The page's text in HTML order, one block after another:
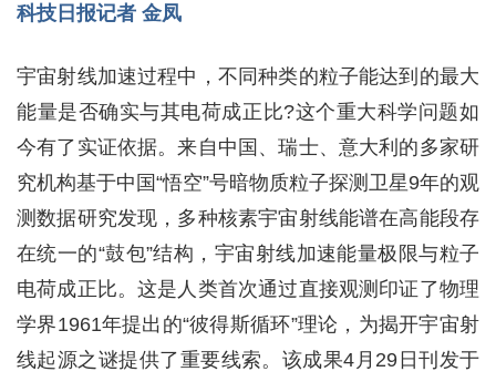
科技日报记者 金凤
宇宙射线加速过程中，不同种类的粒子能达到的最大
能量是否确实与其电荷成正比?这个重大科学问题如
今有了实证依据。来自中国、瑞士、意大利的多家研
究机构基于中国“悟空”号暗物质粒子探测卫星9年的观
测数据研究发现，多种核素宇宙射线能谱在高能段存
在统一的“鼓包”结构，宇宙射线加速能量极限与粒子
电荷成正比。这是人类首次通过直接观测印证了物理
学界1961年提出的“彼得斯循环”理论，为揭开宇宙射
线起源之谜提供了重要线索。该成果4月29日刊发于